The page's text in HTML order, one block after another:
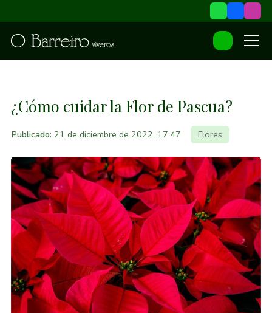
¿Cómo cuidar la Flor de Pascua?
Publicado: 21 de diciembre de 2022, 17:47 Flores